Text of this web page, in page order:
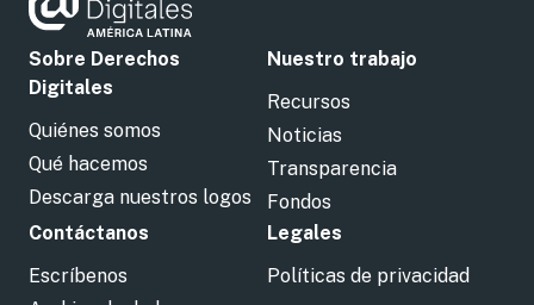
Sobre Derechos
Digitales
Quiénes somos
Qué hacemos
Descarga nuestros logos
Nuestro trabajo
Recursos
Noticias
Transparencia
Fondos
Contáctanos
Escríbenos
Legales
Políticas de privacidad